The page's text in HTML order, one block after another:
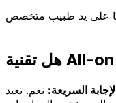
على يد طبيب متخصص
السريعة: نعم. تعيد Taki Dent ترميم قوس كامل باستخدام